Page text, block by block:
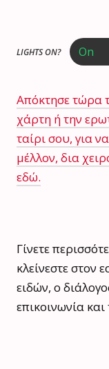
LIGHTS ON?
Απόκτησε τώρα
χάρτη ή την
ταίρι σου, για
μέλλον, δια
εδώ.
Γίνετε
κλείνεστε στον
ειδών, ο
επικοινωνία